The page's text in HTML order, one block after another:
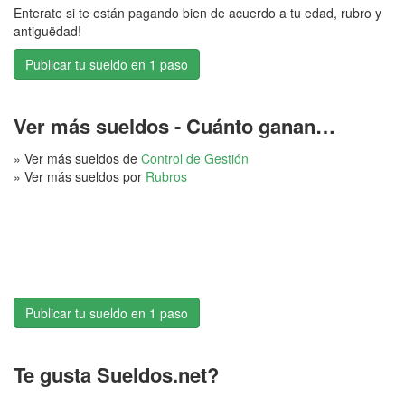
Enterate si te están pagando bien de acuerdo a tu edad, rubro y
antiguëdad!
Publicar tu sueldo en 1 paso
Ver más sueldos - Cuánto ganan…
» Ver más sueldos de Control de Gestión
» Ver más sueldos por Rubros
Publicar tu sueldo en 1 paso
Te gusta Sueldos.net?